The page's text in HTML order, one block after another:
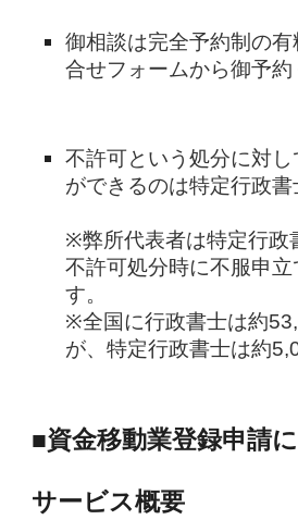
御相談は完全予約制の有
合せフォームから御予約
不許可という処分に対し
ができるのは特定行政書
※弊所代表者は特定行政
不許可処分時に不服申立
す。
※全国に行政書士は約
が、特定行政書士は約
■資金移動業登録申請
サービス概要